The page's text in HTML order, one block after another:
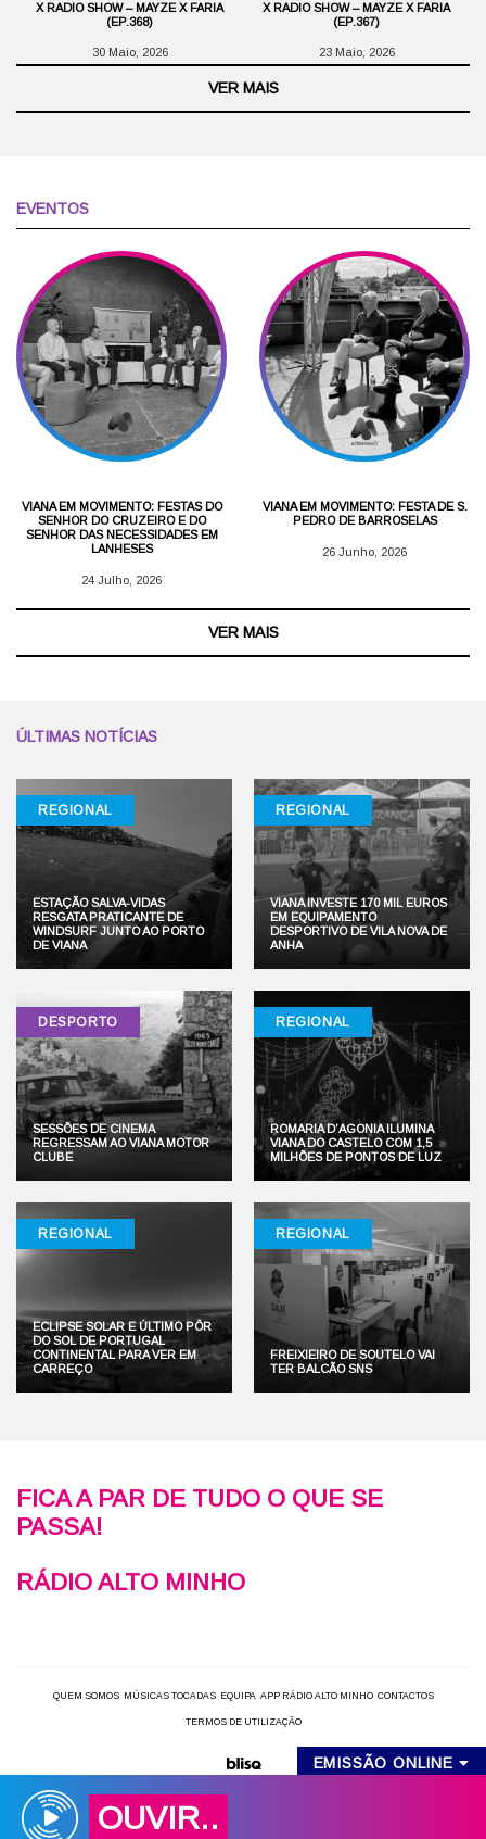
EMISSÃO ONLINE
OUVIR..
X RADIO SHOW – MAYZE X FARIA
(EP.368)
30 Maio, 2026
X RADIO SHOW – MAYZE X FARIA
(EP.367)
23 Maio, 2026
VER MAIS
EVENTOS
VIANA EM MOVIMENTO: FESTAS DO
SENHOR DO CRUZEIRO E DO
SENHOR DAS NECESSIDADES EM
LANHESES
24 Julho, 2026
VIANA EM MOVIMENTO: FESTA DE S.
PEDRO DE BARROSELAS
26 Junho, 2026
VER MAIS
ÚLTIMAS NOTÍCIAS
REGIONAL
ESTAÇÃO SALVA-VIDAS
RESGATA PRATICANTE DE
WINDSURF JUNTO AO PORTO
DE VIANA
REGIONAL
VIANA INVESTE 170 MIL EUROS
EM EQUIPAMENTO
DESPORTIVO DE VILA NOVA DE
ANHA
DESPORTO
SESSÕES DE CINEMA
REGRESSAM AO VIANA MOTOR
CLUBE
REGIONAL
ROMARIA D’AGONIA ILUMINA
VIANA DO CASTELO COM 1,5
MILHÕES DE PONTOS DE LUZ
REGIONAL
ECLIPSE SOLAR E ÚLTIMO PÔR
DO SOL DE PORTUGAL
CONTINENTAL PARA VER EM
CARREÇO
REGIONAL
FREIXIEIRO DE SOUTELO VAI
TER BALCÃO SNS
FICA A PAR DE TUDO O QUE SE
PASSA!
RÁDIO ALTO MINHO
QUEM SOMOS MÚSICAS TOCADAS EQUIPA APP RÁDIO ALTO MINHO CONTACTOS
TERMOS DE UTILIZAÇÃO